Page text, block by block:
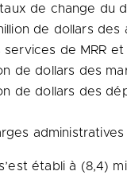
de change du
de dollars
de MRR
de dollars des
de dollars des
établi à (8,4)